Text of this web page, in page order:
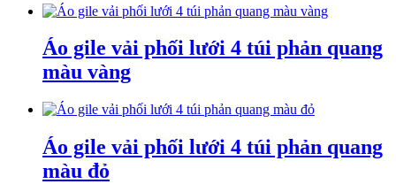
Áo gile vải phối lưới 4 túi phản quang
màu vàng
Áo gile vải phối lưới 4 túi phản quang
màu đỏ